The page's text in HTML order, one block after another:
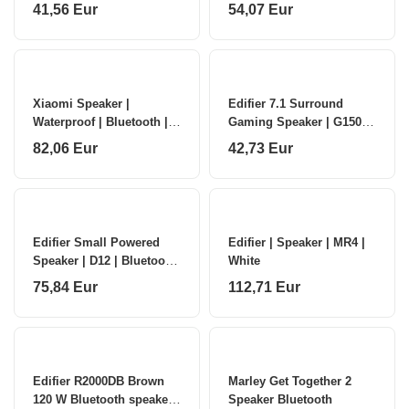
Wireless connection
41,56 Eur 54,07 Eur
Xiaomi Speaker |
Waterproof | Bluetooth |
NFC features | Portable |
Wireless connection
82,06 Eur
Edifier 7.1 Surround
Gaming Speaker | G1500
BAR | 2.5 W + 2.5 W |
Bluetooth | Black |
42,73 Eur
Edifier Small Powered
Speaker | D12 | Bluetooth
| White | Wireless
connection
75,84 Eur
Edifier | Speaker | MR4 |
White
112,71 Eur
Edifier R2000DB Brown
120 W Bluetooth speaker
Marley Get Together 2
Speaker Bluetooth